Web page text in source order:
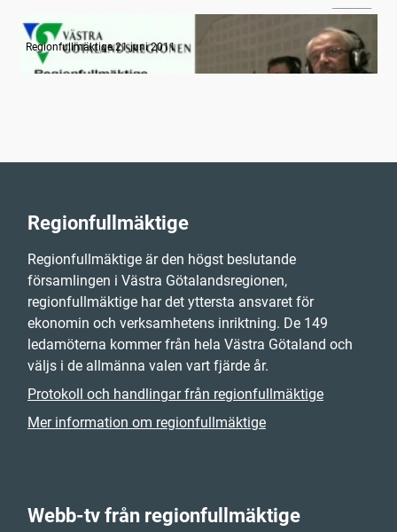
Radion informerar
Regionfullmäktige 21 juni 2011
Regionfullmäktige
Regionfullmäktige är den högst beslutande
församlingen i Västra Götalandsregionen,
regionfullmäktige har det yttersta ansvaret för
ekonomin och verksamhetens inriktning. De 149
ledamöterna kommer från hela Västra Götaland och
väljs i de allmänna valen vart fjärde år.
Protokoll och handlingar från regionfullmäktige
Mer information om regionfullmäktige
Webb-tv från regionfullmäktige